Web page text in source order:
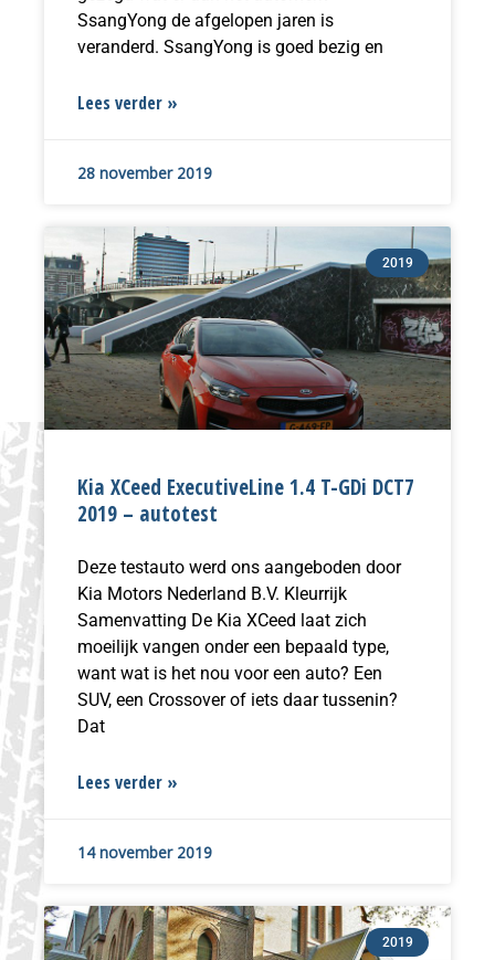
SsangYong de afgelopen jaren is
veranderd. SsangYong is goed bezig en
Lees verder »
28 november 2019
2019
Kia XCeed ExecutiveLine 1.4 T-GDi DCT7
2019 – autotest
Deze testauto werd ons aangeboden door
Kia Motors Nederland B.V. Kleurrijk
Samenvatting De Kia XCeed laat zich
moeilijk vangen onder een bepaald type,
want wat is het nou voor een auto? Een
SUV, een Crossover of iets daar tussenin?
Dat
Lees verder »
14 november 2019
2019